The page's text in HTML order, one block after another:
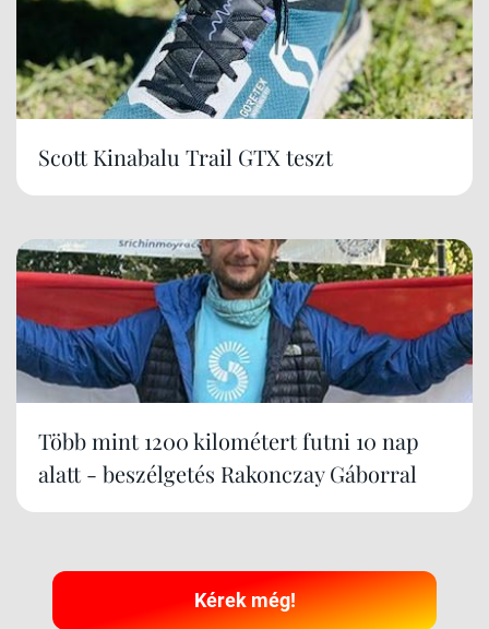
Scott Kinabalu Trail GTX teszt
Több mint 1200 kilométert futni 10 nap
alatt - beszélgetés Rakonczay Gáborral
Kérek még!